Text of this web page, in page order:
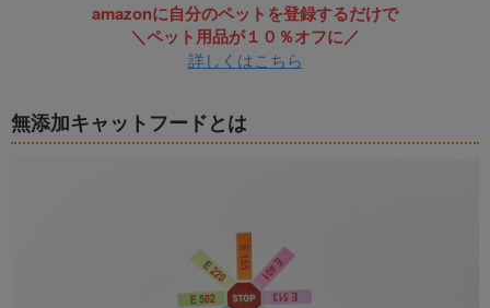
amazonに自分のペットを登録するだけで
＼ペット用品が１０％オフに／
詳しくはこちら
無添加キャットフードとは